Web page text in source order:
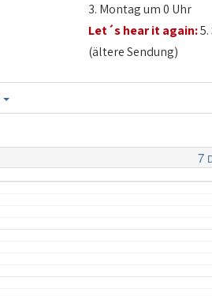
3. Montag um 0 Uhr
Let´s hear it again:5.
(ältere Sendung)
7